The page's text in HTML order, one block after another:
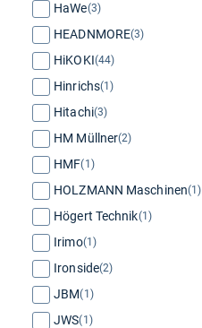
HaWe(3)
HEADNMORE(3)
HiKOKI(44)
Hinrichs(1)
Hitachi(3)
HM Müllner(2)
HMF(1)
HOLZMANN Maschinen(1)
Högert Technik(1)
Irimo(1)
Ironside(2)
JBM(1)
JWS(1)